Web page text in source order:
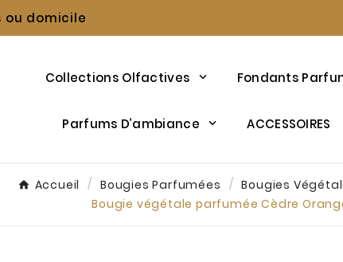
ou domicile
Collections Olfactives Fondants
Parfums D’ambiance ACCESSOIRES
Accueil Bougies Parfumées Bougies
Bougie végétale parfumée Cèdre